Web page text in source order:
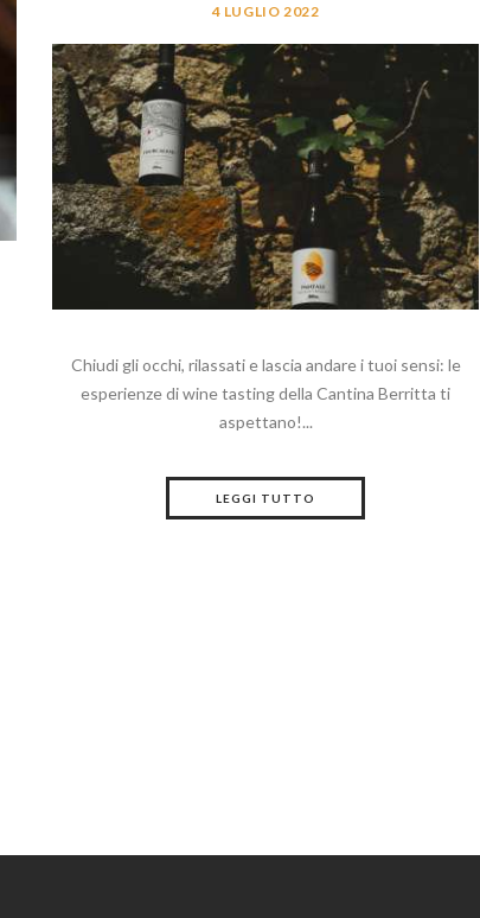
4 LUGLIO 2022
Chiudi gli occhi, rilassati e lascia andare i tuoi sensi: le
esperienze di wine tasting della Cantina Berritta ti
aspettano!...
LEGGI TUTTO